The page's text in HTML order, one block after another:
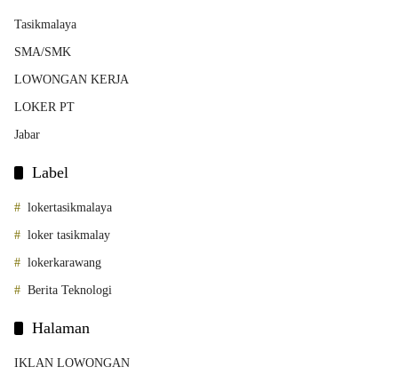
Tasikmalaya
SMA/SMK
LOWONGAN KERJA
LOKER PT
Jabar
Label
lokertasikmalaya
loker tasikmalay
lokerkarawang
Berita Teknologi
Halaman
IKLAN LOWONGAN